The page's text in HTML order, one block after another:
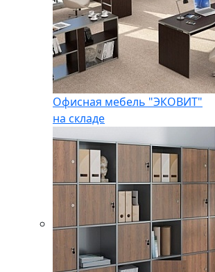
Офисная мебель "ЭКОВИТ"
на складе